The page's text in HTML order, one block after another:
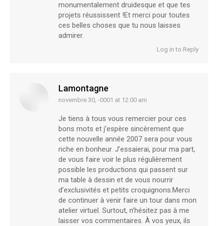
monumentalement druidesque et que tes
projets réussissent !Et merci pour toutes
ces belles choses que tu nous laisses
admirer.
Log in to Reply
Lamontagne
says:
novembre 30, -0001 at 12:00 am
Je tiens à tous vous remercier pour ces
bons mots et j’espère sincèrement que
cette nouvelle année 2007 sera pour vous
riche en bonheur. J’essaierai, pour ma part,
de vous faire voir le plus régulièrement
possible les productions qui passent sur
ma table à dessin et de vous nourrir
d’exclusivités et petits croquignons.Merci
de continuer à venir faire un tour dans mon
atelier virtuel. Surtout, n’hésitez pas à me
laisser vos commentaires. À vos yeux, ils